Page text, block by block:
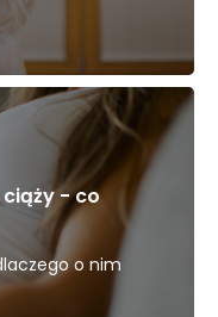
- co
o nim